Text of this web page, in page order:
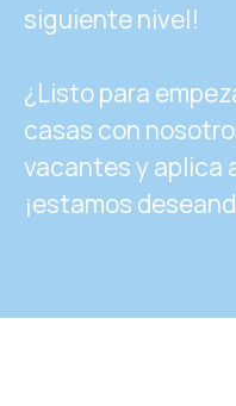
siguiente nivel!
¿Listo para
casas con
vacantes y aplica
¡estamos